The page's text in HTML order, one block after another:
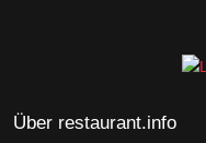
Über restaurant.info